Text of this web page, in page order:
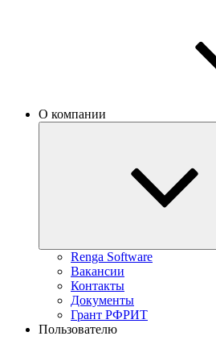
О компании
Renga Software
Вакансии
Контакты
Документы
Грант РФРИТ
Пользователю